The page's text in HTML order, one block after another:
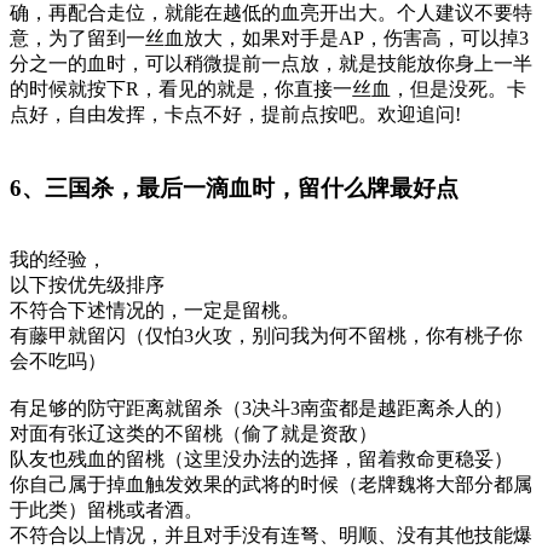
确，再配合走位，就能在越低的血亮开出大。个人建议不要特
意，为了留到一丝血放大，如果对手是AP，伤害高，可以掉3
分之一的血时，可以稍微提前一点放，就是技能放你身上一半
的时候就按下R，看见的就是，你直接一丝血，但是没死。卡
点好，自由发挥，卡点不好，提前点按吧。欢迎追问!
6、三国杀，最后一滴血时，留什么牌最好点
我的经验，
以下按优先级排序
不符合下述情况的，一定是留桃。
有藤甲就留闪（仅怕3火攻，别问我为何不留桃，你有桃子你
会不吃吗）
有足够的防守距离就留杀（3决斗3南蛮都是越距离杀人的）
对面有张辽这类的不留桃（偷了就是资敌）
队友也残血的留桃（这里没办法的选择，留着救命更稳妥）
你自己属于掉血触发效果的武将的时候（老牌魏将大部分都属
于此类）留桃或者酒。
不符合以上情况，并且对手没有连弩、明顺、没有其他技能爆